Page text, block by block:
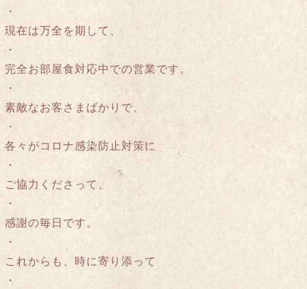
・
現在は万全を期して、
・
完全お部屋食対応中での営業です。
・
素敵なお客さまばかりで、
・
各々がコロナ感染防止対策に
・
ご協力くださって、
・
感謝の毎日です。
・
これからも、時に寄り添って
・